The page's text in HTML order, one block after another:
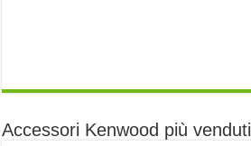
Accessori Kenwood più venduti